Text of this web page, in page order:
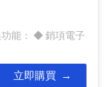
功能： ◆ 銷項電子
立即購買